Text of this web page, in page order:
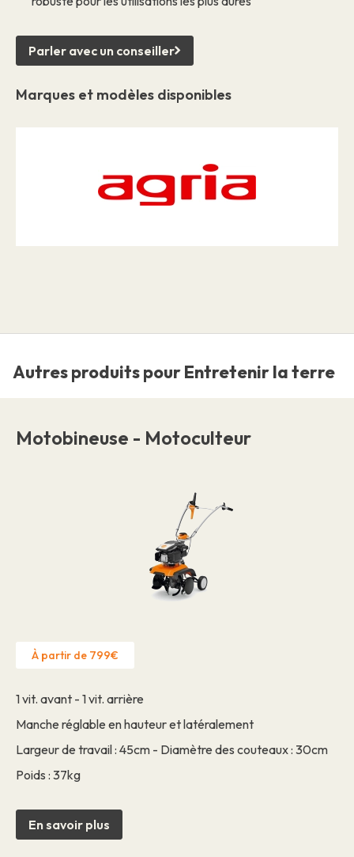
Parler avec un conseiller
Marques et modèles disponibles
Autres produits pour Entretenir la terre
Motobineuse - Motoculteur
À partir de 799€
1 vit. avant - 1 vit. arrière
Manche réglable en hauteur et latéralement
Largeur de travail : 45cm - Diamètre des couteaux : 30cm
Poids : 37kg
En savoir plus